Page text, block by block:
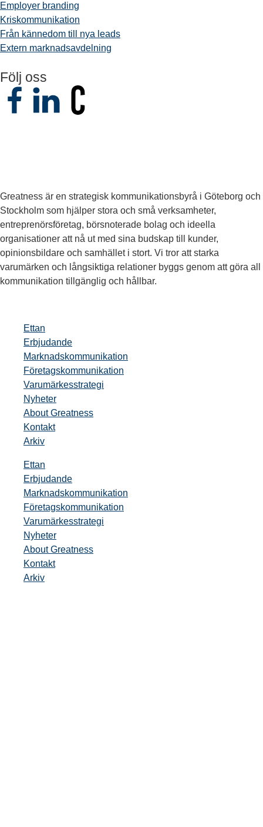
Employer branding
Kriskommunikation
Från kännedom till nya leads
Extern marknadsavdelning
Följ oss
Greatness är en strategisk kommunikationsbyrå i Göteborg och
Stockholm som hjälper stora och små verksamheter,
entreprenörsföretag, börsnoterade bolag och ideella
organisationer att nå ut med sina budskap till kunder,
opinionsbildare och samhället i stort. Vi tror att starka
varumärken och långsiktiga relationer byggs genom att göra all
kommunikation tillgänglig och hållbar.
Ettan
Erbjudande
Marknadskommunikation
Företagskommunikation
Varumärkesstrategi
Nyheter
About Greatness
Kontakt
Arkiv
Ettan
Erbjudande
Marknadskommunikation
Företagskommunikation
Varumärkesstrategi
Nyheter
About Greatness
Kontakt
Arkiv